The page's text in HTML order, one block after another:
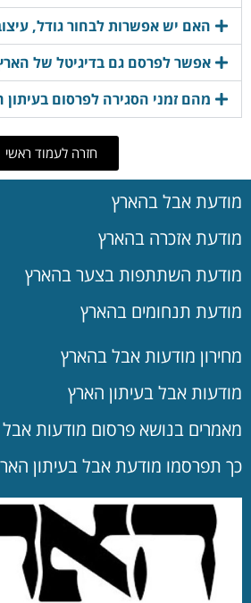
האם יש אפשרות לבחור גודל,
אפשר לפרסם גם בדיגיטל של
מהם זמני הסגירה לפרסום בעיתון
חזרה לעמוד ראשי
מודעת אבל בהארץ
מודעת אזכרה בהארץ
מודעת השתתפות בצער בהארץ
מודעת תנחומים בהארץ
מחירון מודעות אבל בהארץ
מודעות אבל בעיתון הארץ
מאמרים בנושא פרסום מודעות אבל
כך תפרסמו מודעת אבל בעיתון